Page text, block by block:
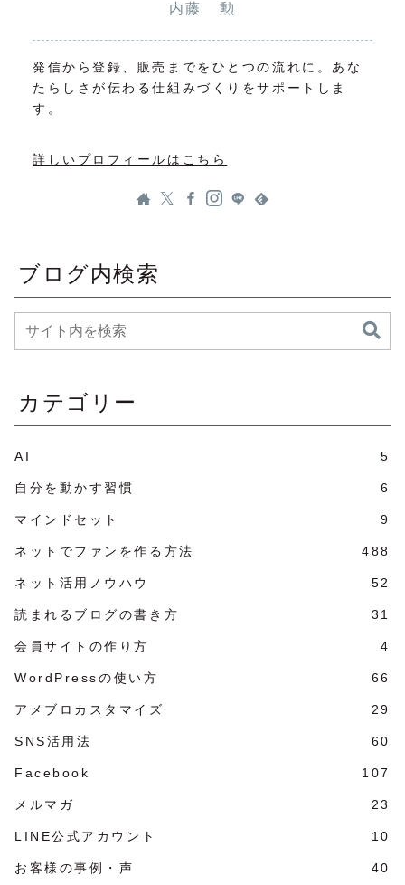
内藤 勲
発信から登録、販売までをひとつの流れに。あな
たらしさが伝わる仕組みづくりをサポートしま
す。
詳しいプロフィールはこちら
ブログ内検索
カテゴリー
AI 5
自分を動かす習慣 6
マインドセット 9
ネットでファンを作る方法 488
ネット活用ノウハウ 52
読まれるブログの書き方 31
会員サイトの作り方 4
WordPressの使い方 66
アメブロカスタマイズ 29
SNS活用法 60
Facebook 107
メルマガ 23
LINE公式アカウント 10
お客様の事例・声 40